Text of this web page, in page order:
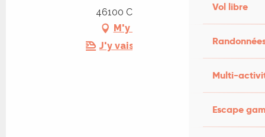
Vol libre
Multi-
Escape
46100 Cardaillac
M'y rendre
J'y vais en train !